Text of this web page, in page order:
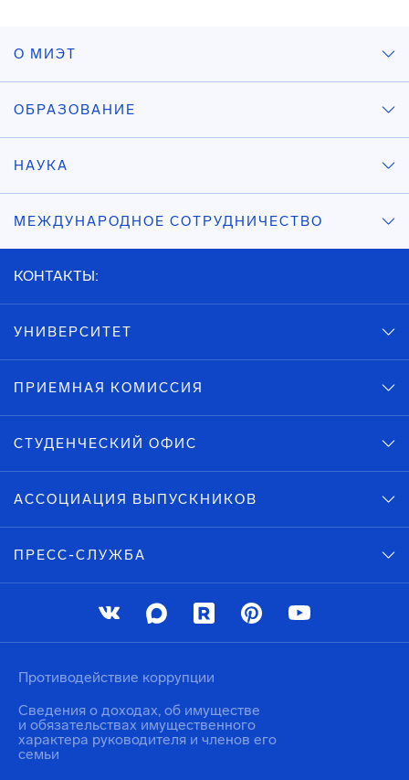
О МИЭТ
ОБРАЗОВАНИЕ
НАУКА
МЕЖДУНАРОДНОЕ СОТРУДНИЧЕСТВО
КОНТАКТЫ:
УНИВЕРСИТЕТ
ПРИЕМНАЯ КОМИССИЯ
СТУДЕНЧЕСКИЙ ОФИС
АССОЦИАЦИЯ ВЫПУСКНИКОВ
ПРЕСС-СЛУЖБА
Противодействие коррупции
Сведения о доходах, об имуществе
и обязательствах имущественного
характера руководителя и членов его
семьи